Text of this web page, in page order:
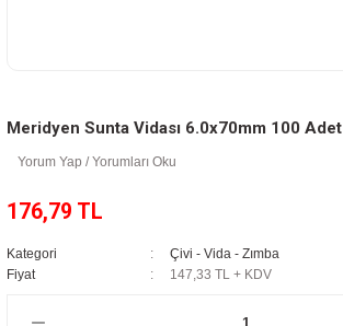
Meridyen Sunta Vidası 6.0x70mm 100 Adet
Yorum Yap / Yorumları Oku
176,79 TL
Kategori
Çivi - Vida - Zımba
Fiyat
147,33 TL + KDV